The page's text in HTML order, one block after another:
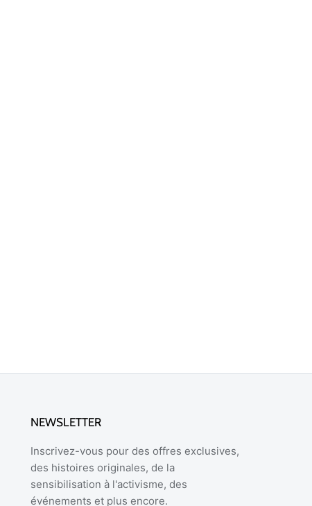
NEWSLETTER
Inscrivez-vous pour des offres exclusives,
des histoires originales, de la
sensibilisation à l'activisme, des
événements et plus encore.